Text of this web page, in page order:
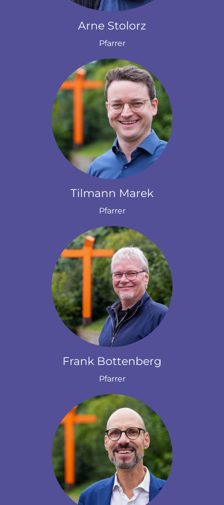
Arne Stolorz
Pfarrer
Tilmann Marek
Pfarrer
Frank Bottenberg
Pfarrer